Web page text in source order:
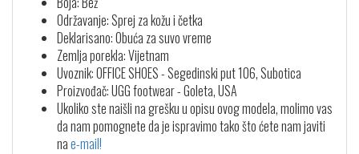
Održavanje: Sprej za kožu i četka
Deklarisano: Obuća za suvo vreme
Zemlja porekla: Vijetnam
Uvoznik: OFFICE SHOES - Segedinski put 106, Subotica
Proizvođač: UGG footwear - Goleta, USA
Ukoliko ste naišli na grešku u opisu ovog modela, molimo vas
da nam pomognete da je ispravimo tako što ćete nam javiti
nae-mail!